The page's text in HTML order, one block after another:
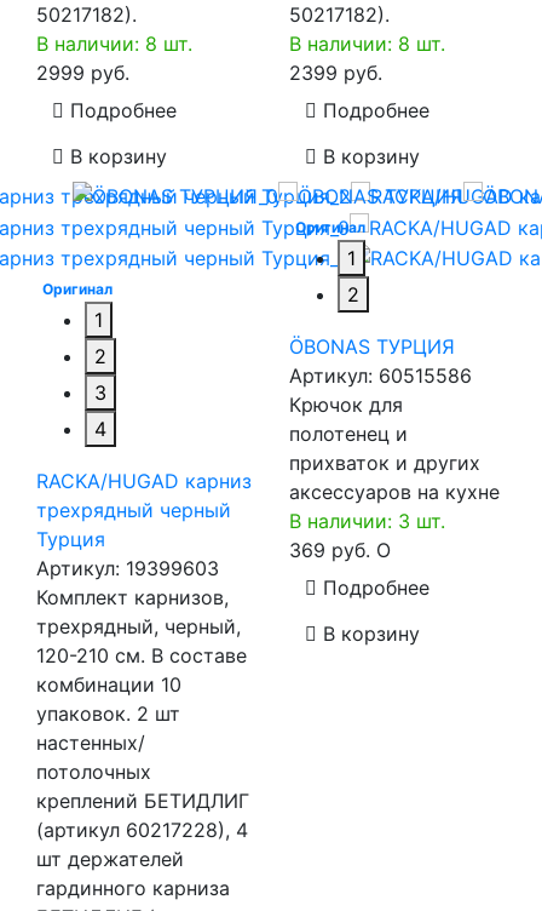
50217182).
В наличии: 8 шт.
2999 руб.
Подробнее
В корзину
50217182).
В наличии: 8 шт.
2399 руб.
Подробнее
В корзину
Оригинал
1
2
3
4
RACKA/HUGAD карниз
трехрядный черный
Турция
Артикул: 19399603
Комплект карнизов,
трехрядный, черный,
120-210 см. В составе
комбинации 10
упаковок. 2 шт
настенных/
потолочных
креплений БЕТИДЛИГ
(артикул 60217228), 4
шт держателей
гардинного карниза
Оригинал
1
2
ÖBONAS ТУРЦИЯ
Артикул: 60515586
Крючок для
полотенец и
прихваток и других
аксессуаров на кухне
В наличии: 3 шт.
369 руб. O
Подробнее
В корзину